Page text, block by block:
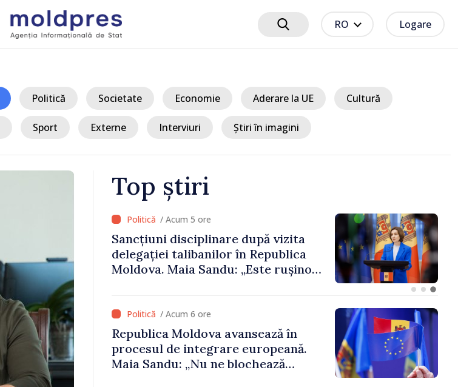
RO Logare
Politică Societate Economie Aderare la UE Cultură
Sport Externe Interviuri Știri în imagini
Top știri
/ Acum 5 ore
Sancțiuni disciplinare după vizita
delegației talibanilor în Republica
Moldova. Maia Sandu: „Este rușinos
/ Acum 6 ore
Republica Moldova avansează în
procesul de integrare europeană.
Maia Sandu: „Nu ne blochează